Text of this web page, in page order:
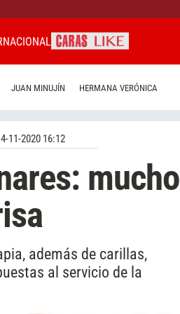
JUAN MINUJÍN HERMANA VERÓNICA
11-2020 16:12
mucho
además de carillas,
al servicio de la